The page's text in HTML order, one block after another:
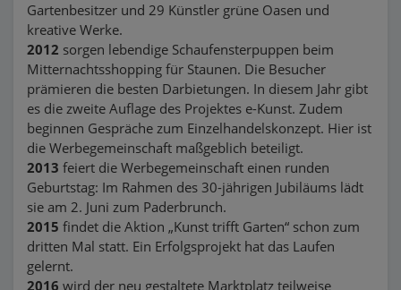
Gartenbesitzer und 29 Künstler grüne Oasen und
kreative Werke.
2012 sorgen lebendige Schaufensterpuppen beim
Mitternachtsshopping für Staunen. Die Besucher
prämieren die besten Darbietungen. In diesem Jahr gibt
es die zweite Auflage des Projektes e-Kunst. Zudem
beginnen Gespräche zum Einzelhandelskonzept. Hier ist
die Werbegemeinschaft maßgeblich beteiligt.
2013 feiert die Werbegemeinschaft einen runden
Geburtstag: Im Rahmen des 30-jährigen Jubiläums lädt
sie am 2. Juni zum Paderbrunch.
2015 findet die Aktion „Kunst trifft Garten“ schon zum
dritten Mal statt. Ein Erfolgsprojekt hat das Laufen
gelernt.
2016 wird der neu gestaltete Marktplatz teilweise